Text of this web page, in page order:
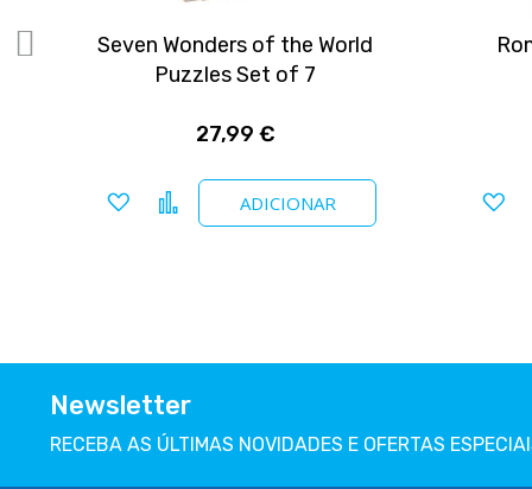
Seven Wonders of the World
Puzzles Set of 7
27,99 €
ADICIONAR
Adicionar a favoritos
Comparar
Newsletter
RECEBA AS ÚLTIMAS NOVIDADES E OFERTAS